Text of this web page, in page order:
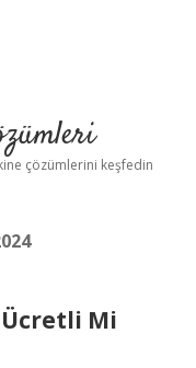
çözümlerini keşfedin
Mi